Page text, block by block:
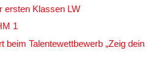
ersten Klassen LW
1
beim Talentewettbewerb „Zeig dein